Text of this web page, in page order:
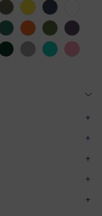
Citromsárga
Denim
NarancsOliva Padlizsán
Sportszürke
Türkiz
Világos
rózsaszín